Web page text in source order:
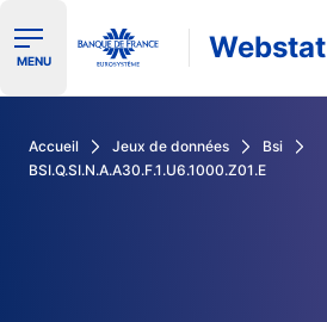
Ouvrir le menu de navigation
MENU Webstat
Accueil Jeux de données
Bsi
BSI.Q.SI.N.A.A30.F.1.U6.1000.Z01.E